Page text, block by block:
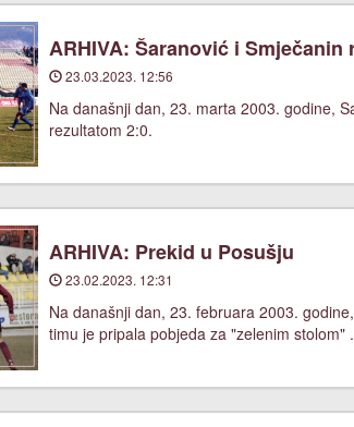
ARHIVA: Šaranović i
23.03.2023. 12:56
Na današnji dan, 23. marta 2003. godine,
rezultatom 2:0.
ARHIVA: Prekid u Posušju
23.02.2023. 12:31
Na današnji dan, 23. februara 2003.
timu je pripala pobjeda za "zelenim stolom" .